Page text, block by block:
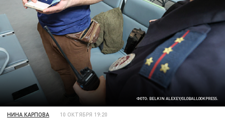
ФОТО: BELKIN ALEXEY/GLOBALLOOKPRESS.
НИНА КАРПОВА 10 ОКТЯБРЯ 19:20